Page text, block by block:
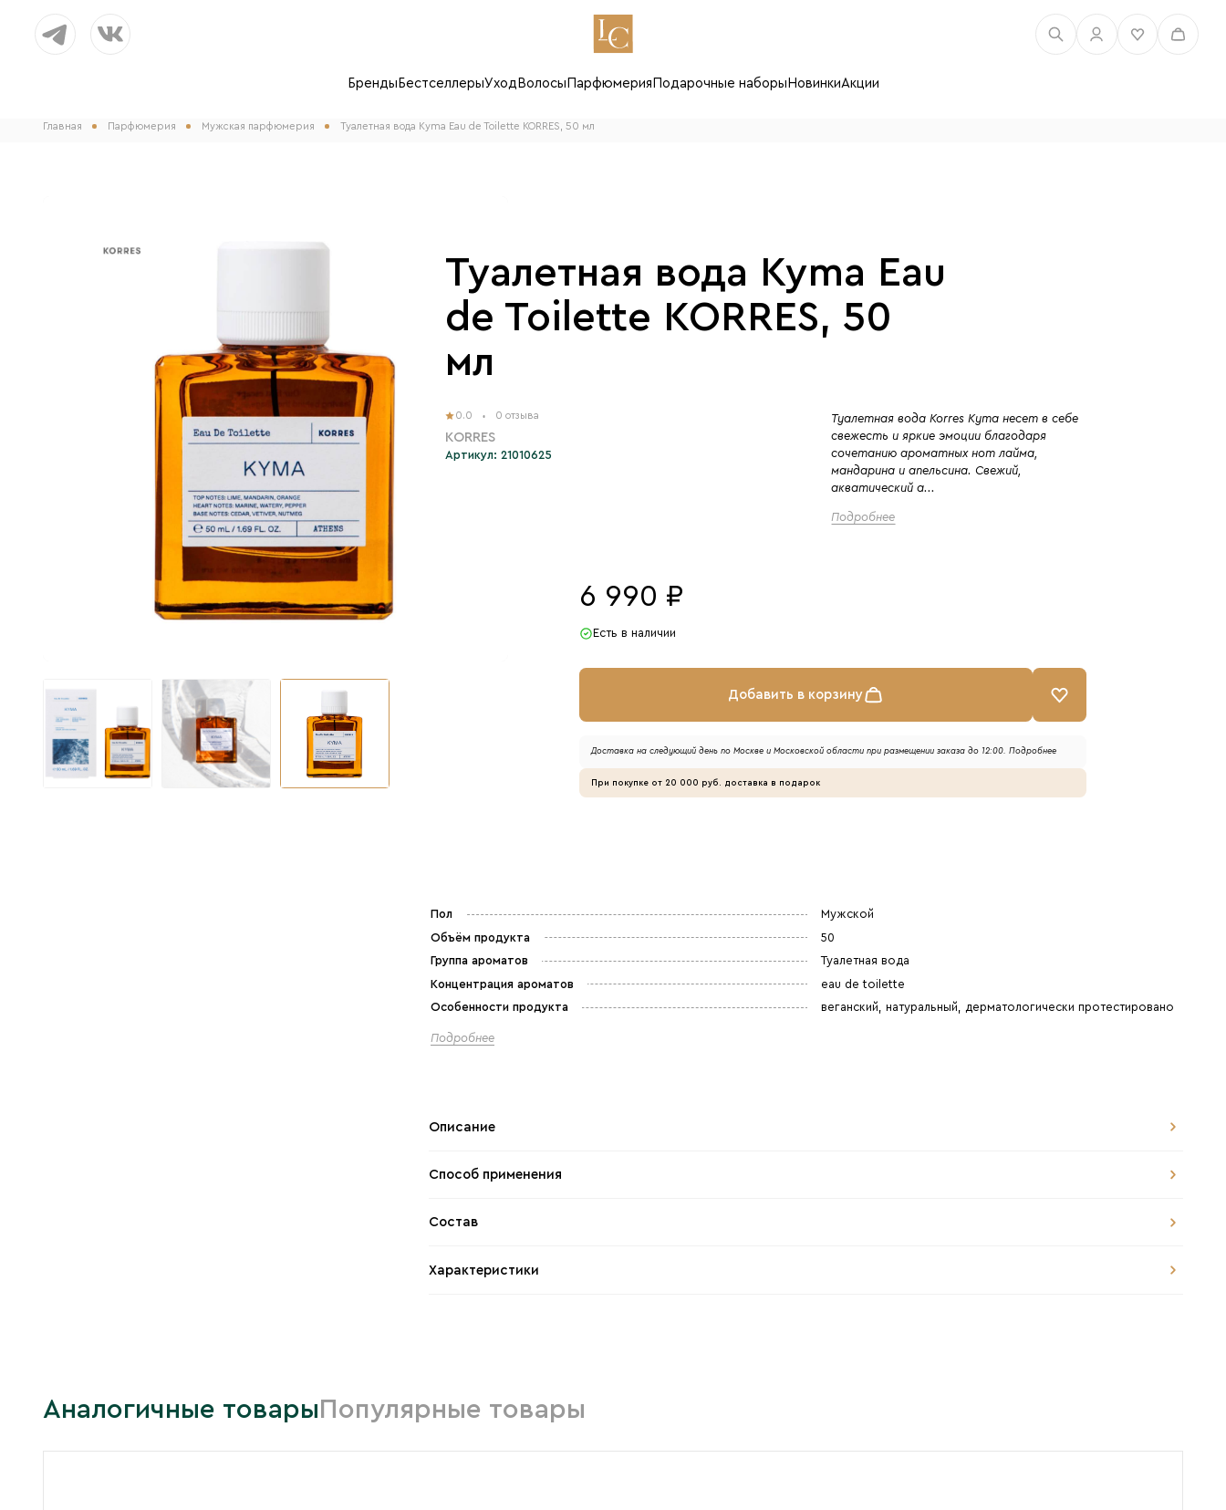
Бренды БестселлерыУход Волосы Парфюмерия Подарочные наборы НовинкиАкции
Главная Парфюмерия Мужская парфюмерия Туалетная вода Kyma Eau de Toilette KORRES, 50 мл
6 990 ₽
Есть в наличии
Туалетная вода Kyma Eau
de Toilette KORRES, 50
мл
0.0 0 отзыва
KORRES
Артикул: 21010625
Туалетная вода Korres Kyma несет в себе
свежесть и яркие эмоции благодаря
сочетанию ароматных нот лайма,
мандарина и апельсина. Свежий,
акватический а...
Подробнее
Добавить в корзину
Доставка на следующий день по Москве и Московской области при размещении заказа до 12:00.Подробнее
При покупке от 20 000 руб. доставка в подарок
Пол
Мужской
Объём продукта
50
Группа ароматов
Туалетная вода
Концентрация ароматов
eau de toilette
Особенности продукта
веганский, натуральный, дерматологически протестировано
Подробнее
Описание
Способ применения
Состав
Характеристики
Аналогичные товары Популярные товары